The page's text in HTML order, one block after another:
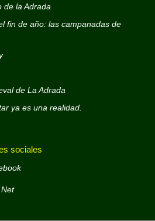
de la Adrada
fin de año: las campanadas de
de La Adrada
ya es una realidad.
sociales